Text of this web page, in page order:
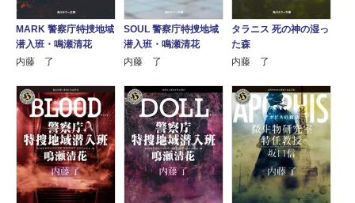
MARK 警察庁特捜地域
潜入班・鳴瀬清花
内藤 了
SOUL 警察庁特捜地域
潜入班・鳴瀬清花
内藤 了
タラニス 死の神の湿っ
た森
内藤 了